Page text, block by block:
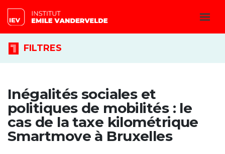
FILTRES
Inégalités sociales et
politiques de mobilités : le
cas de la taxe kilométrique
Smartmove à Bruxelles